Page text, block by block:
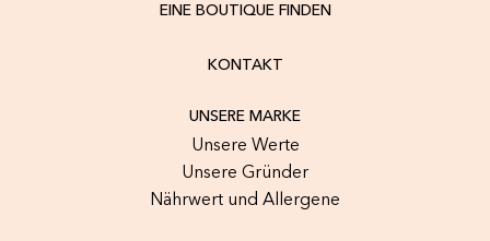
EINE BOUTIQUE FINDEN
KONTAKT
UNSERE MARKE
Unsere Werte
Unsere Gründer
Nährwert und Allergene